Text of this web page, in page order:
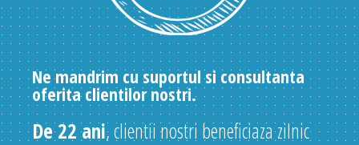
Ne mandrim cu suportul si consultanta
oferita clientilor nostri.
De 22 ani, clientii nostri beneficiaza zilnic